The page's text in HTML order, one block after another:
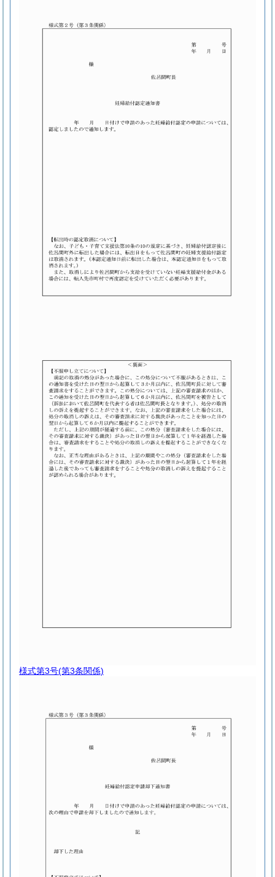
様式第3号(第3条関係)